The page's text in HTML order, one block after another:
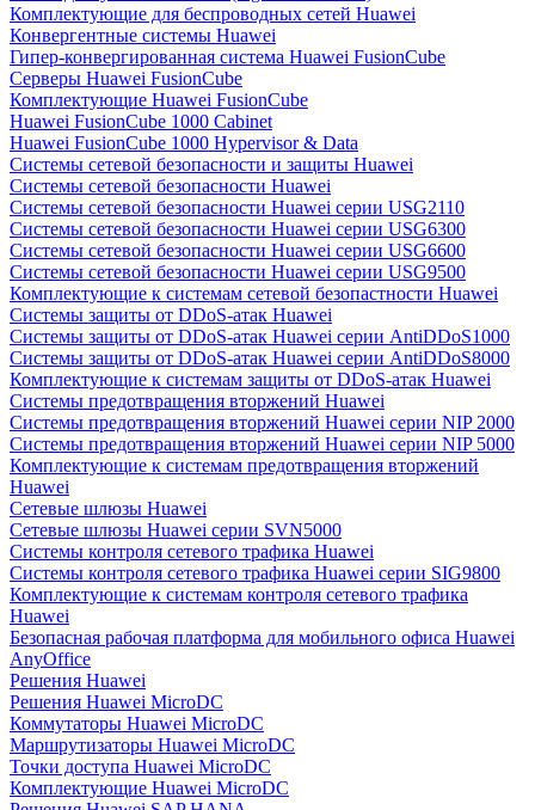
Комплектующие для беспроводных сетей Huawei
Конвергентные системы Huawei
Гипер-конвергированная система Huawei FusionCube
Серверы Huawei FusionCube
Комплектующие Huawei FusionCube
Huawei FusionCube 1000 Cabinet
Huawei FusionCube 1000 Hypervisor & Data
Системы сетевой безопасности и защиты Huawei
Системы сетевой безопасности Huawei
Системы сетевой безопасности Huawei серии USG2110
Системы сетевой безопасности Huawei серии USG6300
Системы сетевой безопасности Huawei серии USG6600
Системы сетевой безопасности Huawei серии USG9500
Комплектующие к системам сетевой безопастности Huawei
Системы защиты от DDoS-атак Huawei
Системы защиты от DDoS-атак Huawei серии AntiDDoS1000
Системы защиты от DDoS-атак Huawei серии AntiDDoS8000
Комплектующие к системам защиты от DDoS-атак Huawei
Системы предотвращения вторжений Huawei
Системы предотвращения вторжений Huawei серии NIP 2000
Системы предотвращения вторжений Huawei серии NIP 5000
Комплектующие к системам предотвращения вторжений
Huawei
Сетевые шлюзы Huawei
Сетевые шлюзы Huawei серии SVN5000
Системы контроля сетевого трафика Huawei
Системы контроля сетевого трафика Huawei серии SIG9800
Комплектующие к системам контроля сетевого трафика
Huawei
Безопасная рабочая платформа для мобильного офиса Huawei
AnyOffice
Решения Huawei
Решения Huawei MicroDC
Коммутаторы Huawei MicroDC
Маршрутизаторы Huawei MicroDC
Точки доступа Huawei MicroDC
Комплектующие Huawei MicroDC